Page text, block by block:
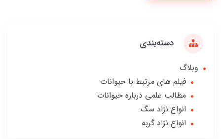
دسته‌بندی
وبلاگ
فیلم های مرتبط با حیوانات
مطالب علمی درباره حیوانات
انواع نژاد سگ
انواع نژاد گربه